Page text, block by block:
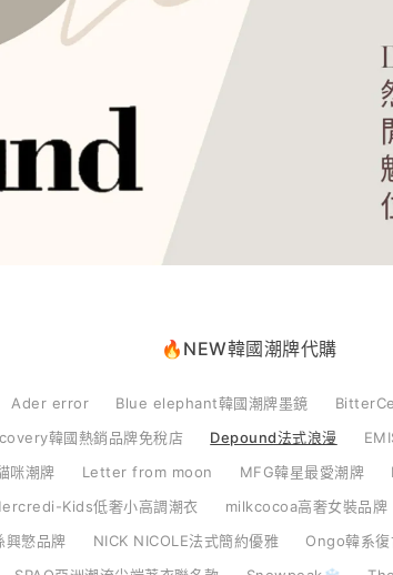
🔥NEW韓國潮牌代購
Ader error Blue elephant韓國潮牌墨鏡
韓國熱銷品牌免稅店
Depound法式浪漫
咪潮牌
Letter from moon MFG韓星最愛潮牌
Kids低奢小高調潮衣
milkcocoa高奢女裝品牌
興慜品牌
NICK NICOLE法式簡約優雅 Ongo韓系